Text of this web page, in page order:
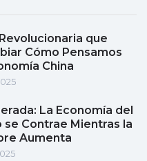
que
Cómo Pensamos
China
La Economía del
se Contrae Mientras la
Aumenta